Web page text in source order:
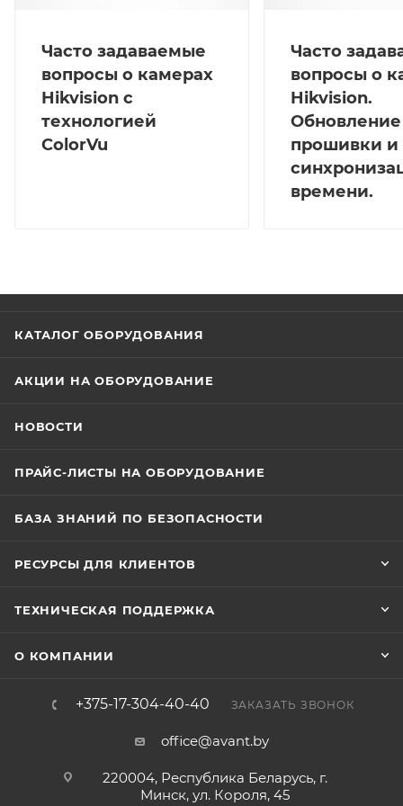
Часто задаваемые
вопросы о камерах
Hikvision с
технологией
ColorVu
Часто
вопросы о
Hikvision.
Обновление
прошивки и
времени.
КАТАЛОГ ОБОРУДОВАНИЯ
АКЦИИ НА ОБОРУДОВАНИЕ
НОВОСТИ
ПРАЙС-ЛИСТЫ НА ОБОРУДОВАНИЕ
БАЗА ЗНАНИЙ ПО БЕЗОПАСНОСТИ
РЕСУРСЫ ДЛЯ КЛИЕНТОВ
ТЕХНИЧЕСКАЯ ПОДДЕРЖКА
О КОМПАНИИ
+375-17-304-40-40 ЗАКАЗАТЬ ЗВОНОК
office@avant.by
220004, Республика Беларусь, г.
Минск, ул. Короля, 45